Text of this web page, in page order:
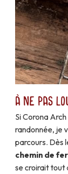
À ne pas
Si Corona
randonnée, je
parcours. Dès
chemin de fer
se croirait tout